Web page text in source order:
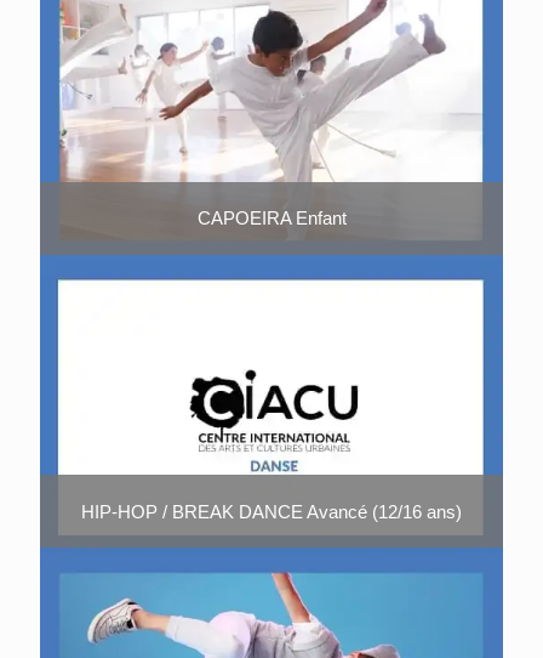
CAPOEIRA Enfant
HIP-HOP / BREAK DANCE Avancé (12/16 ans)